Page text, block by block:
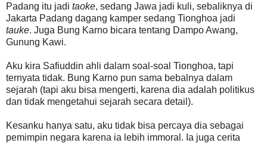
Padang itu jadi taoke, sedang Jawa jadi kuli, sebaliknya di
Jakarta Padang dagang kamper sedang Tionghoa jadi
tauke. Juga Bung Karno bicara tentang Dampo Awang,
Gunung Kawi.
Aku kira Safiuddin ahli dalam soal-soal Tionghoa, tapi
ternyata tidak. Bung Karno pun sama bebalnya dalam
sejarah (tapi aku bisa mengerti, karena dia adalah politikus
dan tidak mengetahui sejarah secara detail).
Kesanku hanya satu, aku tidak bisa percaya dia sebagai
pemimpin negara karena ia lebih immoral. Ia juga cerita